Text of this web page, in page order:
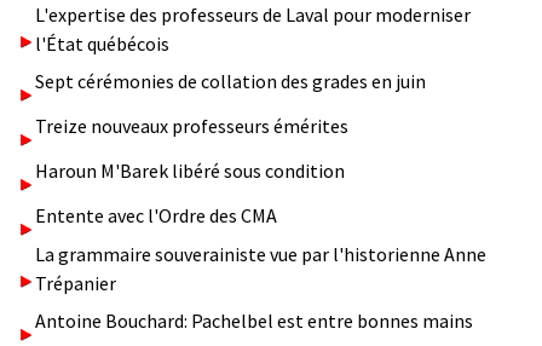
L'expertise des professeurs de Laval pour moderniser
l'État québécois
Sept cérémonies de collation des grades en juin
Treize nouveaux professeurs émérites
Haroun M'Barek libéré sous condition
Entente avec l'Ordre des CMA
La grammaire souverainiste vue par l'historienne Anne
Trépanier
Antoine Bouchard: Pachelbel est entre bonnes mains